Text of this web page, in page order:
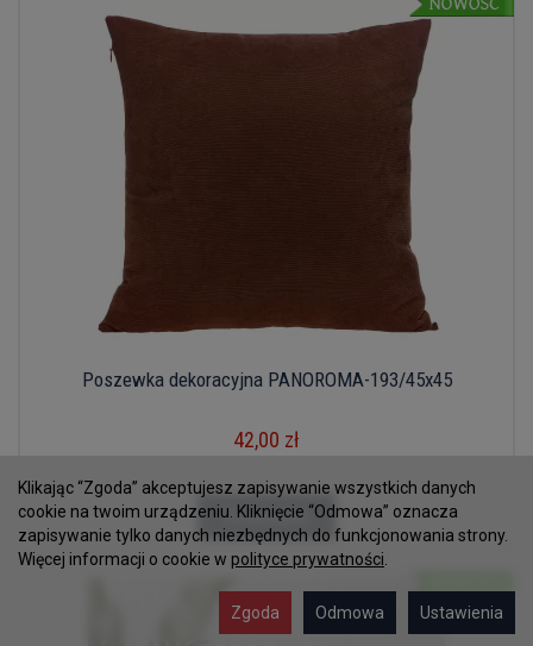
Poszewka dekoracyjna PANOROMA-193/45x45
42,00 zł
Do koszyka
Klikając “Zgoda” akceptujesz zapisywanie wszystkich danych
cookie na twoim urządzeniu. Kliknięcie “Odmowa” oznacza
zapisywanie tylko danych niezbędnych do funkcjonowania strony.
Więcej informacji o cookie w polityce prywatności
Ustawienia
Odmowa
Zgoda